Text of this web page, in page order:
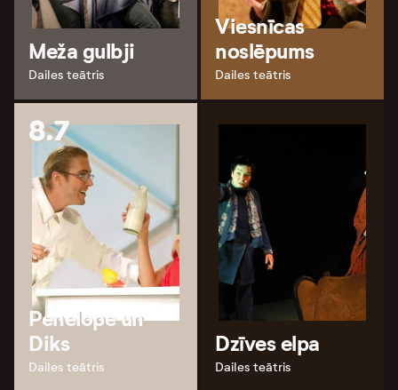
Meža gulbji
Dailes teātris
Viesnīcas
noslēpums
Dailes teātris
8.7
Penelope un
Diks
Dailes teātris
Dzīves elpa
Dailes teātris